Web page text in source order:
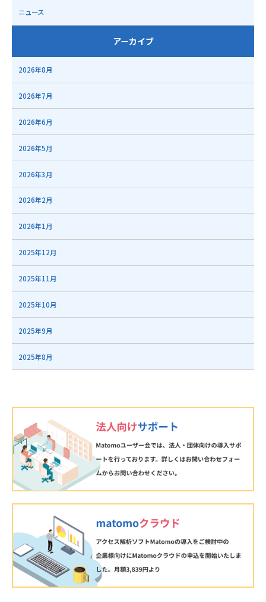
ニュース
アーカイブ
2026年8月
2026年7月
2026年6月
2026年5月
2026年3月
2026年2月
2026年1月
2025年12月
2025年11月
2025年10月
2025年9月
2025年8月